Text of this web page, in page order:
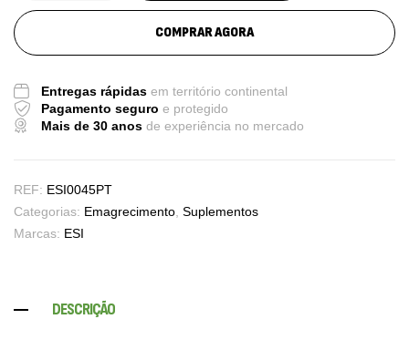
COMPRAR AGORA
Entregas rápidas em território continental
Pagamento seguro e protegido
Mais de 30 anos de experiência no mercado
REF: ESI0045PT
Categorias: Emagrecimento Suplementos
Marcas: ESI
DESCRIÇÃO